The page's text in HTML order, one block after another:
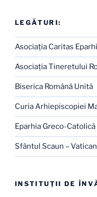
LEGĂTURI:
Asociaţia Caritas
Asociaţia Tineretului
Biserica Română Unită
Curia Arhiepiscopiei
Eparhia Greco-
Sfântul Scaun – Vatican
INSTITUŢII DE